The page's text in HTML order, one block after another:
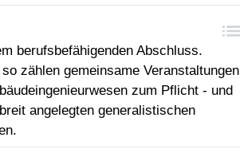
berufsbefähigenden Abschluss.
zählen gemeinsame Veranstaltungen
zum Pflicht - und
angelegten generalistischen